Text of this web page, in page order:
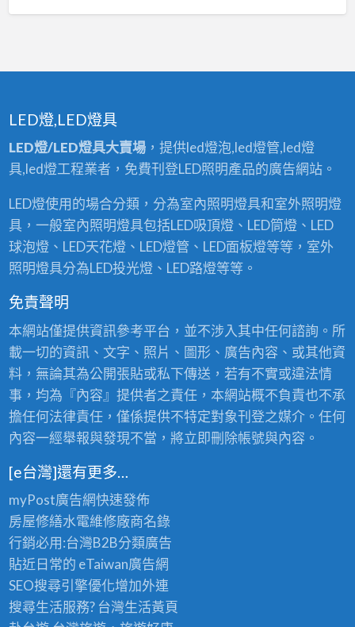
LED燈,LED燈具
LED燈/LED燈具大賣場，提供led燈泡,led燈管,led燈
具,led燈工程業者，免費刊登LED照明產品的廣告網站。
LED燈使用的場合分類，分為室內照明燈具和室外照明燈
具，一般室內照明燈具包括LED吸頂燈、LED筒燈、LED
球泡燈、LED天花燈、LED燈管、LED面板燈等等，室外
照明燈具分為LED投光燈、LED路燈等等。
免責聲明
本網站僅提供資訊參考平台，並不涉入其中任何諮詢。所
載一切的資訊、文字、照片、圖形、廣告內容、或其他資
料，無論其為公開張貼或私下傳送，若有不實或違法情
事，均為『內容』提供者之責任，本網站概不負責也不承
擔任何法律責任，僅係提供不特定對象刊登之媒介。任何
內容一經舉報與發現不當，將立即刪除帳號與內容。
[e台灣]還有更多…
myPost廣告網快速發佈
房屋修繕水電維修廠商名錄
行銷必用:台灣B2B分類廣告
貼近日常的 eTaiwan廣告網
SEO搜尋引擎優化增加外連
搜尋生活服務? 台灣生活黃頁